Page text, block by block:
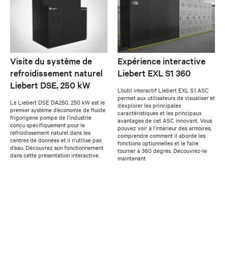
Visite du système de
refroidissement naturel
Liebert DSE, 250 kW
Le Liebert DSE DA250, 250 kW est le
premier système d’économie de fluide
frigorigène pompé de l’industrie
conçu spécifiquement pour le
refroidissement naturel dans les
centres de données et il n’utilise pas
d’eau. Découvrez son fonctionnement
dans cette présentation interactive.
Expérience interactive
Liebert EXL S1 360
L’outil interactif Liebert EXL S1 ASC
permet aux utilisateurs de visualiser et
d’explorer les principales
caractéristiques et les principaux
avantages de cet ASC innovant. Vous
pouvez voir à l’intérieur des armoires,
comprendre comment il aborde les
fonctions optionnelles et le faire
tourner à 360 degrés. Découvrez-le
maintenant